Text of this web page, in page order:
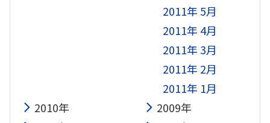
2011年 5月
2011年 4月
2011年 3月
2011年 2月
2011年 1月
2010年
2009年